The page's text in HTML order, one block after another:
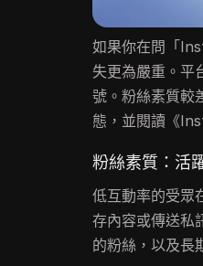
如果你在問「
失更為嚴重。平
號。粉絲素質較
態，並閱讀《
粉絲素質：活
低互動率的受眾
存內容或傳送私
的粉絲，以及長